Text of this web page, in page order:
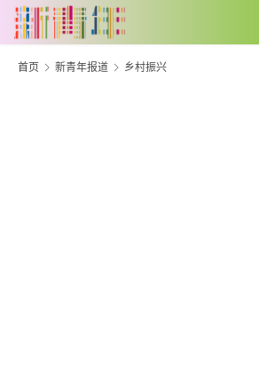
首页 新青年报道 乡村振兴